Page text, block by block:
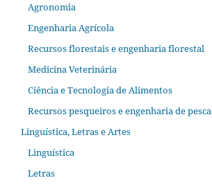
Agronomia
Engenharia Agrícola
Recursos florestais e engenharia florestal
Medicina Veterinária
Ciência e Tecnologia de Alimentos
Recursos pesqueiros e engenharia de pesca
Linguística, Letras e Artes
Linguística
Letras